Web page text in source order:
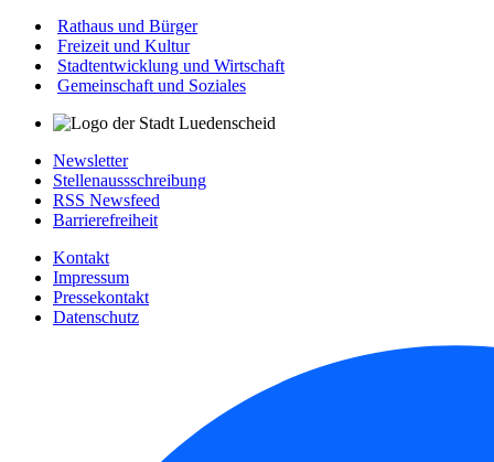
Rathaus und Bürger
Freizeit und Kultur
Stadtentwicklung und Wirtschaft
Gemeinschaft und Soziales
Newsletter
Stellenaussschreibung
RSS Newsfeed
Barrierefreiheit
Kontakt
Impressum
Pressekontakt
Datenschutz